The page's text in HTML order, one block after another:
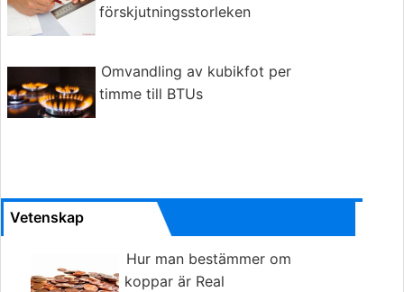
förskjutningsstorleken
Omvandling av kubikfot per
timme till BTUs
Vetenskap
Hur man bestämmer om
koppar är Real